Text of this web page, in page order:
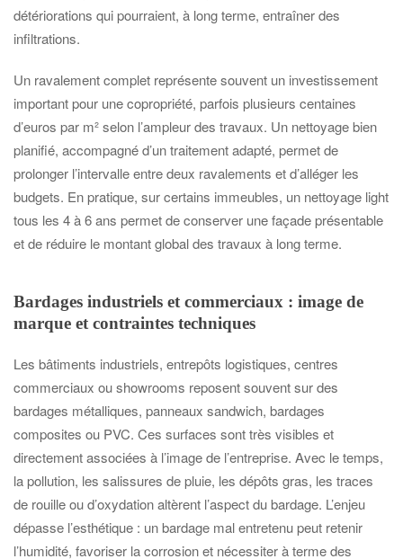
détériorations qui pourraient, à long terme, entraîner des
infiltrations.
Un ravalement complet représente souvent un investissement
important pour une copropriété, parfois plusieurs centaines
d’euros par m² selon l’ampleur des travaux. Un nettoyage bien
planifié, accompagné d’un traitement adapté, permet de
prolonger l’intervalle entre deux ravalements et d’alléger les
budgets. En pratique, sur certains immeubles, un nettoyage light
tous les 4 à 6 ans permet de conserver une façade présentable
et de réduire le montant global des travaux à long terme.
Bardages industriels et commerciaux : image de
marque et contraintes techniques
Les bâtiments industriels, entrepôts logistiques, centres
commerciaux ou showrooms reposent souvent sur des
bardages métalliques, panneaux sandwich, bardages
composites ou PVC. Ces surfaces sont très visibles et
directement associées à l’image de l’entreprise. Avec le temps,
la pollution, les salissures de pluie, les dépôts gras, les traces
de rouille ou d’oxydation altèrent l’aspect du bardage. L’enjeu
dépasse l’esthétique : un bardage mal entretenu peut retenir
l’humidité, favoriser la corrosion et nécessiter à terme des